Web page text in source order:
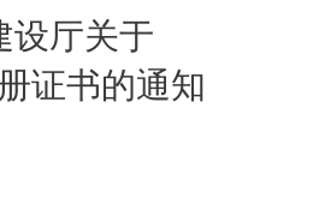
设厅关于
证书的通知